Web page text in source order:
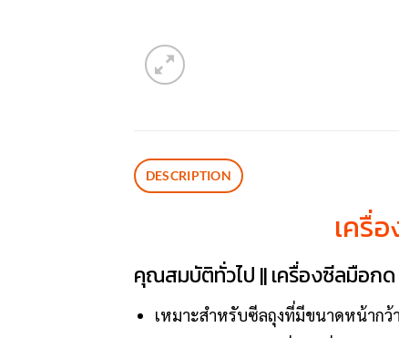
DESCRIPTION
เครื่
คุณสมบัติทั่วไป || เครื่องซีลมือกด
เหมาะสำหรับซีลถุงที่มีขนาดหน้ากว้